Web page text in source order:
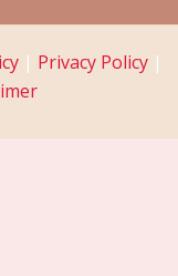
| Privacy Policy |